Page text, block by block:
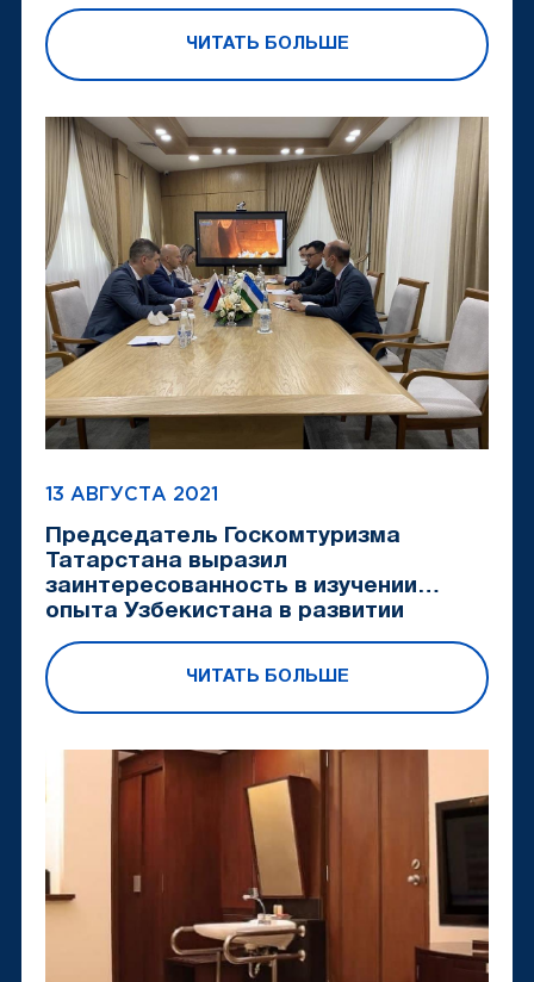
ЧИТАТЬ БОЛЬШЕ
13 АВГУСТА 2021
Председатель Госкомтуризма
Татарстана выразил
заинтересованность в изучении
опыта Узбекистана в развитии
туризма
ЧИТАТЬ БОЛЬШЕ